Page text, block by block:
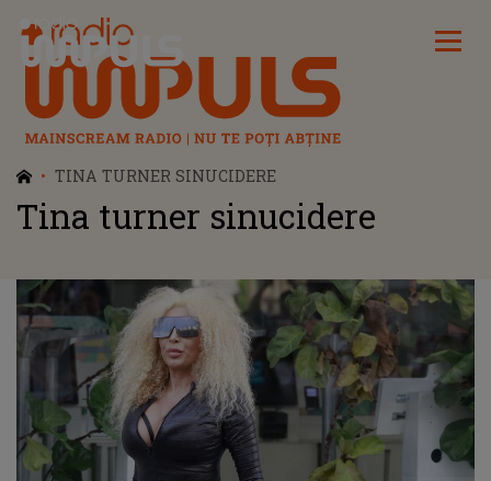
Radio Impuls
TINA TURNER SINUCIDERE
Tina turner sinucidere